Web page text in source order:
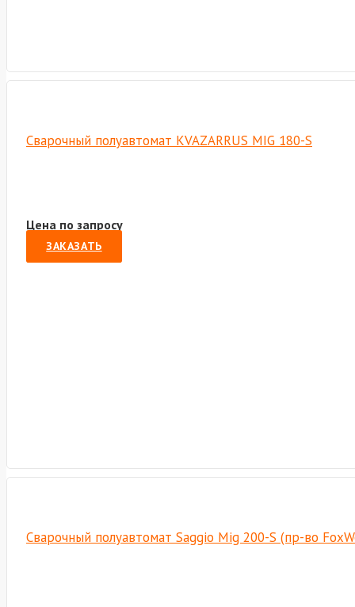
Сварочный полуавтомат KVAZARRUS MIG 180-S
Цена по запросу
ЗАКАЗАТЬ
Сварочный полуавтомат Saggio Mig 200-S (пр-во